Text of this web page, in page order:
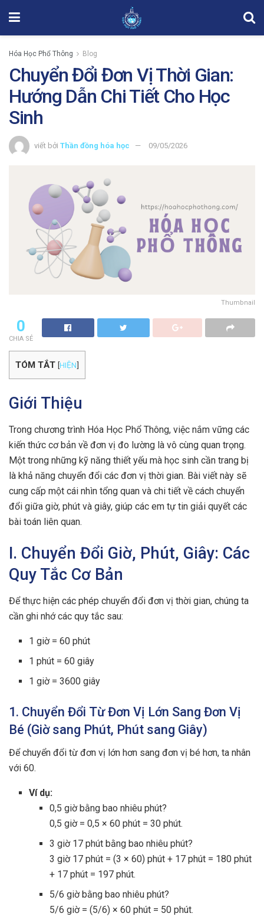
Hóa Học Phổ Thông Blog
Chuyển Đổi Đơn Vị Thời Gian:
Hướng Dẫn Chi Tiết Cho Học
Sinh
viết bởi Thần đồng hóa học 09/05/2026
Thumbnail
0
CHIA SẺ
TÓM TẮT [HIỆN]
Giới Thiệu
Trong chương trình Hóa Học Phổ Thông, việc nắm vững các
kiến thức cơ bản về đơn vị đo lường là vô cùng quan trọng.
Một trong những kỹ năng thiết yếu mà học sinh cần trang bị
là khả năng chuyển đổi các đơn vị thời gian. Bài viết này sẽ
cung cấp một cái nhìn tổng quan và chi tiết về cách chuyển
đổi giữa giờ, phút và giây, giúp các em tự tin giải quyết các
bài toán liên quan.
I. Chuyển Đổi Giờ, Phút, Giây: Các
Quy Tắc Cơ Bản
Để thực hiện các phép chuyển đổi đơn vị thời gian, chúng ta
cần ghi nhớ các quy tắc sau:
1 giờ = 60 phút
1 phút = 60 giây
1 giờ = 3600 giây
1. Chuyển Đổi Từ Đơn Vị Lớn Sang Đơn Vị
Bé (Giờ sang Phút, Phút sang Giây)
Để chuyển đổi từ đơn vị lớn hơn sang đơn vị bé hơn, ta nhân
với 60.
Ví dụ:
0,5 giờ bằng bao nhiêu phút?
0,5 giờ = 0,5 × 60 phút = 30 phút.
3 giờ 17 phút bằng bao nhiêu phút?
3 giờ 17 phút = (3 × 60) phút + 17 phút = 180 phút
+ 17 phút = 197 phút.
5/6 giờ bằng bao nhiêu phút?
5/6 giờ = (5/6) × 60 phút = 50 phút.